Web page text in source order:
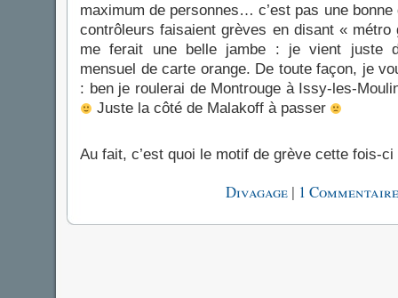
maximum de personnes… c’est pas une
contrôleurs faisaient grèves en disant « métro
me ferait une belle jambe : je vient juste
mensuel de carte orange. De toute façon, je
: ben je roulerai de Montrouge à Issy-les-
Juste la côté de Malakoff à passer
Au fait, c’est quoi le motif de grève cette fois-ci
Divagage | 1